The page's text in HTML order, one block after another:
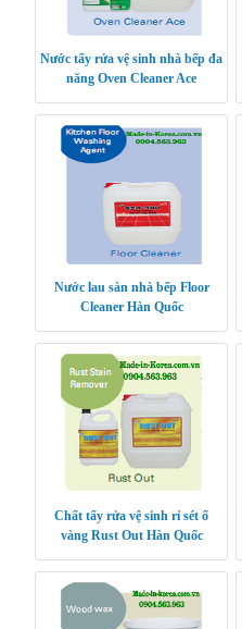
Nước tẩy rửa vệ sinh nhà bếp đa
năng Oven Cleaner Ace
Nước lau sàn nhà bếp Floor
Cleaner Hàn Quốc
Chất tẩy rửa vệ sinh rỉ sét ố
vàng Rust Out Hàn Quốc